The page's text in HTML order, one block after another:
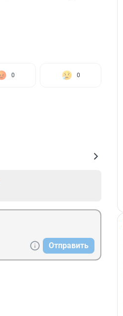
0 0
Отправить